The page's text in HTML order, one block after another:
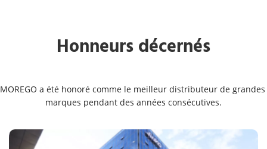
Honneurs décernés
MOREGO a été honoré comme le meilleur distributeur de grandes
marques pendant des années consécutives.